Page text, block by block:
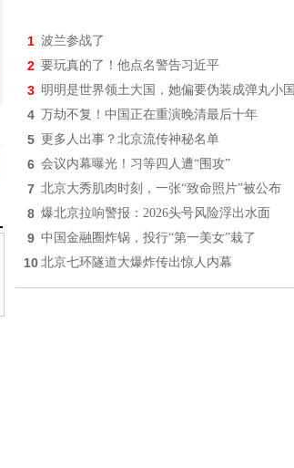
1 波兰参战了
2 要玩真的了！他点名警告习近平
3 明明是世界领土大国，她偏要伪装成弹丸小国
4 万劫不复！中国正在重演晚清最后十年
5 更多人出事？北京流传神秘名单
6 会议内幕曝光！习等四人遭“围攻”
7 北京大秀肌肉时刻，一张“致命照片”被公布
8 爆北京拉响警报：2026头号风险浮出水面
9 中国金融圈炸锅，投行“第一美女”栽了
10 北京七环隧道大爆炸传出惊人内幕